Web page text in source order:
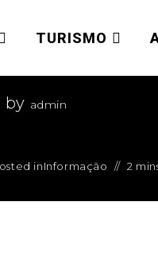
TURISMO
São
by admin
inInformação 2